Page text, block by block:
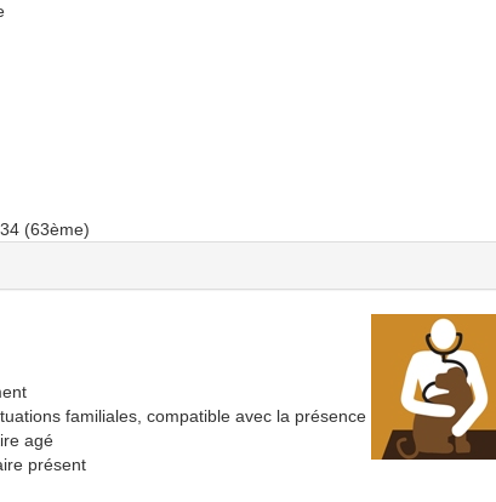
(63ème)
familiales, compatible avec la présence
agé
présent